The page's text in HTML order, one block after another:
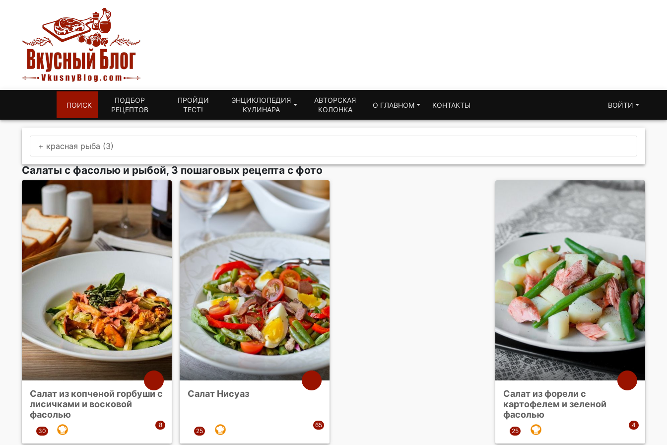
ПОИСК
ПОДБОР
РЕЦЕПТОВ
ПРОЙДИ
ТЕСТ!
ЭНЦИКЛОПЕДИЯ
КУЛИНАРА
АВТОРСКАЯ
КОЛОНКА
О ГЛАВНОМ КОНТАКТЫ ВОЙТИ
+ красная рыба (3)
Салаты с фасолью и рыбой, 3 пошаговых рецепта с фото
Салат из копченой горбуши с
лисичками и восковой
фасолью
Салат Нисуаз
Салат из форели с
картофелем и зеленой
фасолью